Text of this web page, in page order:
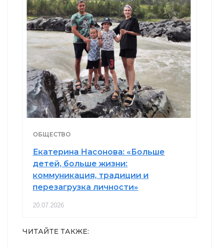
ОБЩЕСТВО
Екатерина Насонова: «Больше
детей, больше жизни:
коммуникация, традиции и
перезагрузка личности»
20.07.2026
ЧИТАЙТЕ ТАКЖЕ: